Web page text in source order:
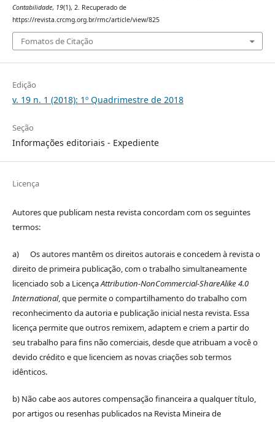
Contabilidade, 19(1), 2. Recuperado de
https://revista.crcmg.org.br/rmc/article/view/825
Fomatos de Citação
Edição
v. 19 n. 1 (2018): 1º Quadrimestre de 2018
Seção
Informações editoriais - Expediente
Licença
Autores que publicam nesta revista concordam com os seguintes
termos:
a) Os autores mantêm os direitos autorais e concedem à revista o
direito de primeira publicação, com o trabalho simultaneamente
licenciado sob a LicençaAttribution-NonCommercial-ShareAlike 4.0
International, que permite o compartilhamento do trabalho com
reconhecimento da autoria e publicação inicial nesta revista. Essa
licença permite que outros remixem, adaptem e criem a partir do
seu trabalho para fins não comerciais, desde que atribuam a você o
devido crédito e que licenciem as novas criações sob termos
idênticos.
b) Não cabe aos autores compensação financeira a qualquer título,
por artigos ou resenhas publicados na Revista Mineira de